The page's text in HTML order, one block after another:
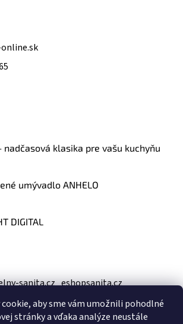
aby sme vám umožnili pohodlné
stránky a vďaka analýze neustále
nadčasová klasika pre vašu kuchyňu
umývadlo ANHELO
DIGITAL
sanita.cz eshopsanita.cz